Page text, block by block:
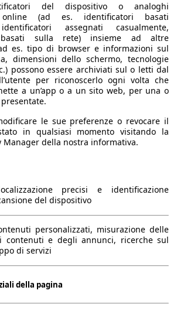
75 kW (102 PS)
km/h)
13.7s
h)
170 km/h
5
156 nm
1598 ccm
GPL
4360 mm
1810 mm
1826 kg
del dispositivo o analoghi
online (ad es. identificatori basati
identificatori assegnati casualmente,
basati sulla rete) insieme ad altre
es. tipo di browser e informazioni sul
dimensioni dello schermo, tecnologie
possono essere archiviati sul o letti dal
per riconoscerlo ogni volta che
a un’app o a un sito web, per una o
le sue preferenze o revocare il
in qualsiasi momento visitando la
Manager della nostra informativa.
precisi e identificazione
del dispositivo
personalizzati, misurazione delle
contenuti e degli annunci, ricerche sul
di servizi
della pagina